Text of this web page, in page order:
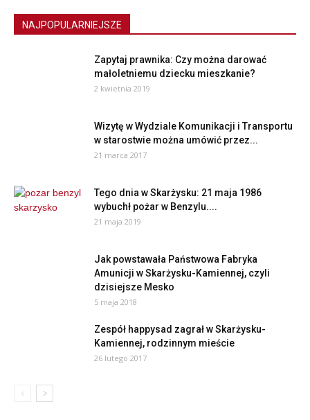
NAJPOPULARNIEJSZE
Zapytaj prawnika: Czy można darować
małoletniemu dziecku mieszkanie?
2 kwietnia 2019
Wizytę w Wydziale Komunikacji i Transportu
w starostwie można umówić przez...
21 marca 2017
Tego dnia w Skarżysku: 21 maja 1986
wybuchł pożar w Benzylu....
21 maja 2019
Jak powstawała Państwowa Fabryka
Amunicji w Skarżysku-Kamiennej, czyli
dzisiejsze Mesko
5 maja 2018
Zespół happysad zagrał w Skarżysku-
Kamiennej, rodzinnym mieście
26 lutego 2017